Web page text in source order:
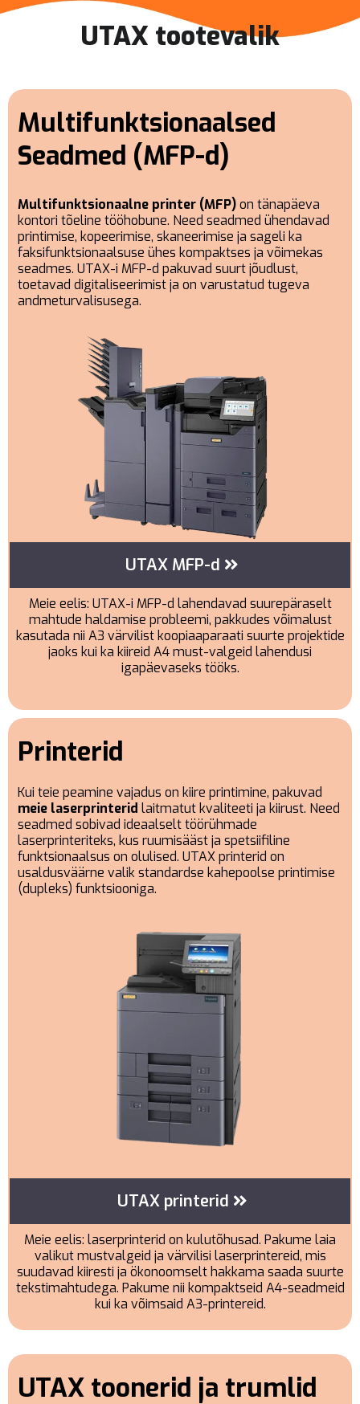
UTAX tootevalik
Multifunktsionaalsed
Seadmed (MFP-d)
Multifunktsionaalne printer (MFP)on tänapäeva
kontori tõeline tööhobune. Need seadmed ühendavad
printimise, kopeerimise, skaneerimise ja sageli ka
faksifunktsionaalsuse ühes kompaktses ja võimekas
seadmes. UTAX-i MFP-d pakuvad suurt jõudlust,
toetavad digitaliseerimist ja on varustatud tugeva
andmeturvalisusega.
UTAX MFP-d
Meie eelis: UTAX-i MFP-d lahendavad suurepäraselt
mahtude haldamise probleemi, pakkudes võimalust
kasutada nii A3 värvilist koopiaaparaati suurte projektide
jaoks kui ka kiireid A4 must-valgeid lahendusi
igapäevaseks tööks.
Printerid
Kui teie peamine vajadus on kiire printimine, pakuvad
meie laserprinterid laitmatut kvaliteeti ja kiirust. Need
seadmed sobivad ideaalselt töörühmade
laserprinteriteks, kus ruumisääst ja spetsiifiline
funktsionaalsus on olulised. UTAX printerid on
usaldusväärne valik standardse kahepoolse printimise
(dupleks) funktsiooniga.
UTAX printerid
Meie eelis: laserprinterid on kulutõhusad. Pakume laia
valikut mustvalgeid ja värvilisi laserprintereid, mis
suudavad kiiresti ja ökonoomselt hakkama saada suurte
tekstimahtudega. Pakume nii kompaktseid A4-seadmeid
kui ka võimsaid A3-printereid.
UTAX toonerid ja trumlid